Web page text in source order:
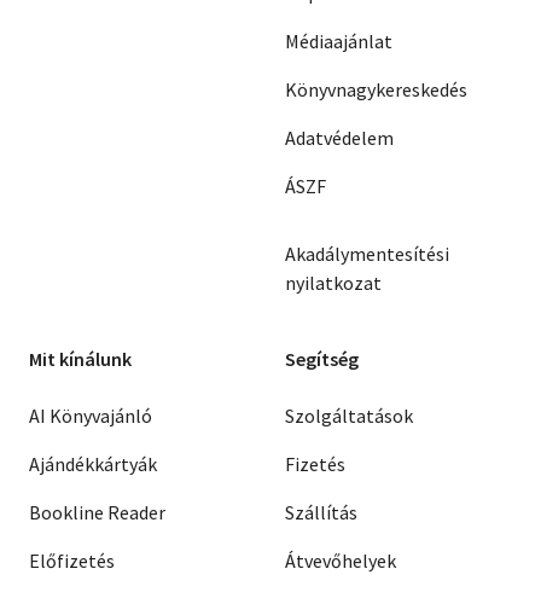
Médiaajánlat
Könyvnagykereskedés
Adatvédelem
ÁSZF
Akadálymentesítési
nyilatkozat
Mit kínálunk
AI Könyvajánló
Ajándékkártyák
Bookline Reader
Előfizetés
Segítség
Szolgáltatások
Fizetés
Szállítás
Átvevőhelyek